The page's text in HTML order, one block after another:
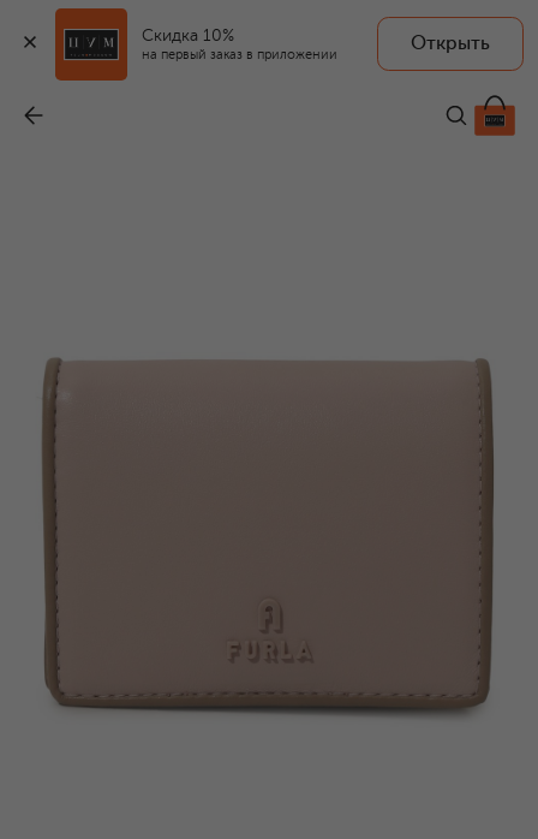
Скидка 10%
на первый заказ в приложении
Открыть
18 500 ₽